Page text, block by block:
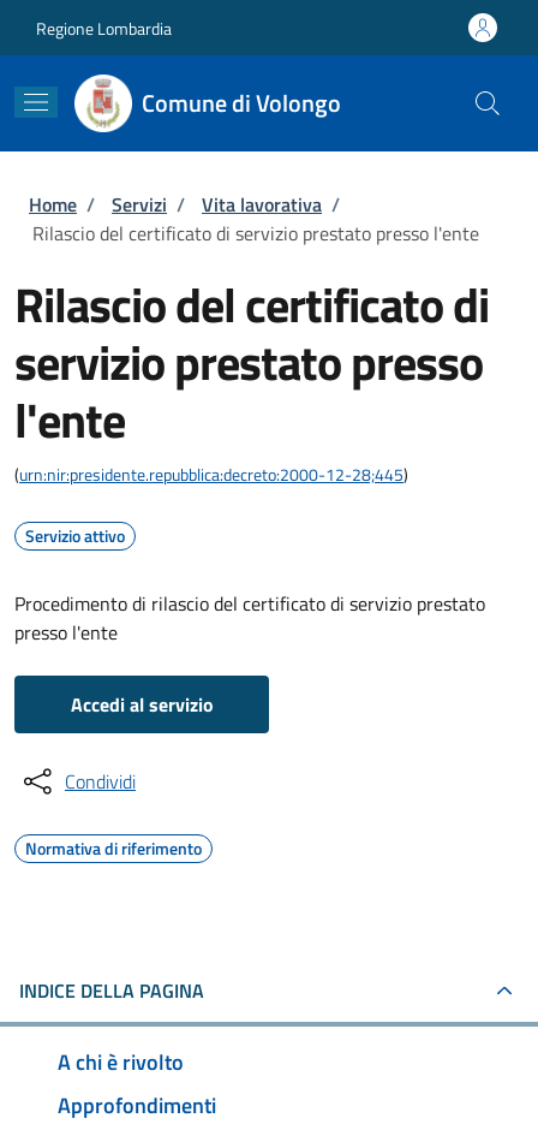
Regione Lombardia
Comune di Volongo
Briciole di pane
Home / Servizi / Vita lavorativa /
Rilascio del certificato di servizio prestato presso l'ente
Rilascio del certificato di
servizio prestato presso
l'ente
(urn:nir:presidente.repubblica:decreto:2000-12-28;445)
Servizio attivo
Procedimento di rilascio del certificato di servizio prestato
presso l'ente
Accedi al servizio
Condividi
Normativa di riferimento
INDICE DELLA PAGINA
A chi è rivolto
Approfondimenti